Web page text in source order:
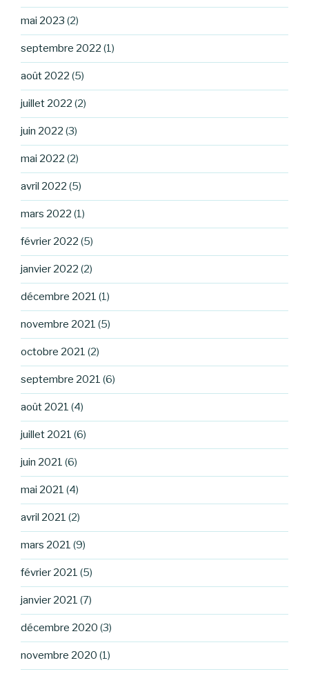
mai 2023 (2)
septembre 2022 (1)
août 2022 (5)
juillet 2022 (2)
juin 2022 (3)
mai 2022 (2)
avril 2022 (5)
mars 2022 (1)
février 2022 (5)
janvier 2022 (2)
décembre 2021 (1)
novembre 2021 (5)
octobre 2021 (2)
septembre 2021 (6)
août 2021 (4)
juillet 2021 (6)
juin 2021 (6)
mai 2021 (4)
avril 2021 (2)
mars 2021 (9)
février 2021 (5)
janvier 2021 (7)
décembre 2020 (3)
novembre 2020 (1)